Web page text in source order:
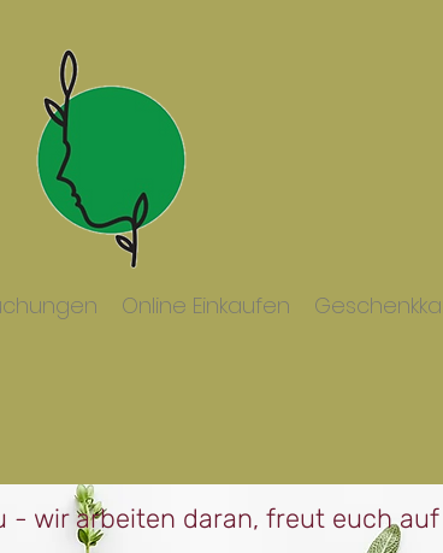
Online Einkaufen
- wir arbeiten daran, freut euch